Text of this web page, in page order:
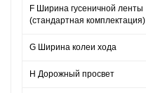
F Ширина гусеничной ленты
(стандартная комплектация)
G Ширина колеи хода
H Дорожный просвет